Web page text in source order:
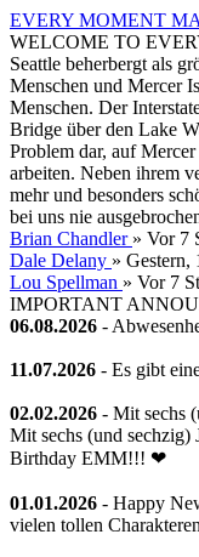
EVERY MOMENT
WELCOME TO
Seattle beherbergt als
Menschen und Mercer
Menschen. Der
Bridge über den Lake
Problem dar, auf
arbeiten. Neben ihrem
mehr und besonders
bei uns nie
Brian Chandler » Vor 7
Dale Delany » Gestern,
Lou Spellman » Vor 7
IMPORTANT
06.08.2026 -
11.07.2026 - Es gibt
02.02.2026 - Mit sechs
Mit sechs (und sechzig)
Birthday EMM!!! ❤
01.01.2026 - Happy
vielen tollen